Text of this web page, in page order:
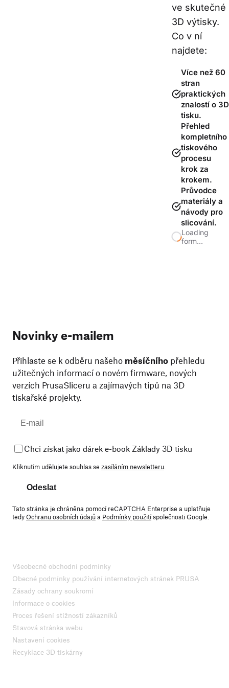
ve skutečné
3D výtisky.
Co v ní
najdete:
Více než 60
stran
praktických
znalostí o 3D
tisku.
Přehled
kompletního
tiskového
procesu
krok za
krokem.
Průvodce
materiály a
návody pro
slicování.
Loading
form…
Novinky e-mailem
Přihlaste se k odběru našeho měsíčního přehledu
užitečných informací o novém firmware, nových
verzích PrusaSliceru a zajímavých tipů na 3D
tiskařské projekty.
Chci získat jako dárek e-book Základy 3D tisku
Kliknutím udělujete souhlas se zasíláním newsletteru
Odeslat
Tato stránka je chráněna pomocí reCAPTCHA Enterprise a uplatňuje
tedyOchranu osobních údajůa Podmínky použitíspolečnosti Google.
Všeobecné obchodní podmínky
Obecné podmínky používání internetových stránek PRUSA
Zásady ochrany soukromí
Informace o cookies
Proces řešení stížností zákazníků
Stavová stránka webu
Nastavení cookies
Recyklace 3D tiskárny